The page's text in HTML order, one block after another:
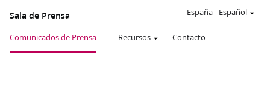
Sala de Prensa
Comunicados de Prensa Recursos Contacto
España- Español